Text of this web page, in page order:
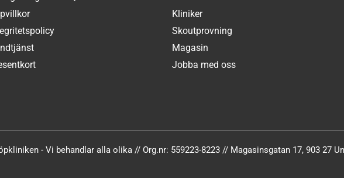
Kliniker
Skoutprovning
Magasin
Jobba med oss
- Vi behandlar alla olika // Org.nr: 559223-8223 // Magasinsgatan 17, 903 27